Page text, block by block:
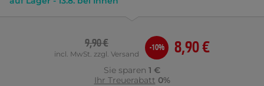
8,90 €
9,90 €
incl. MwSt. zzgl. Versand
-10%
Sie sparen 1 €
Ihr Treuerabatt 0%